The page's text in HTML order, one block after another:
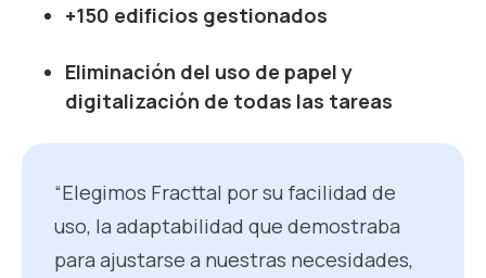
+150 edificios gestionados
Eliminación del uso de papel y
digitalización de todas las tareas
“Elegimos Fracttal por su facilidad de
uso, la adaptabilidad que demostraba
para ajustarse a nuestras necesidades,